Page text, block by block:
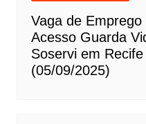
Vaga de
Acesso Guarda
Soservi em
(05/09/2025)